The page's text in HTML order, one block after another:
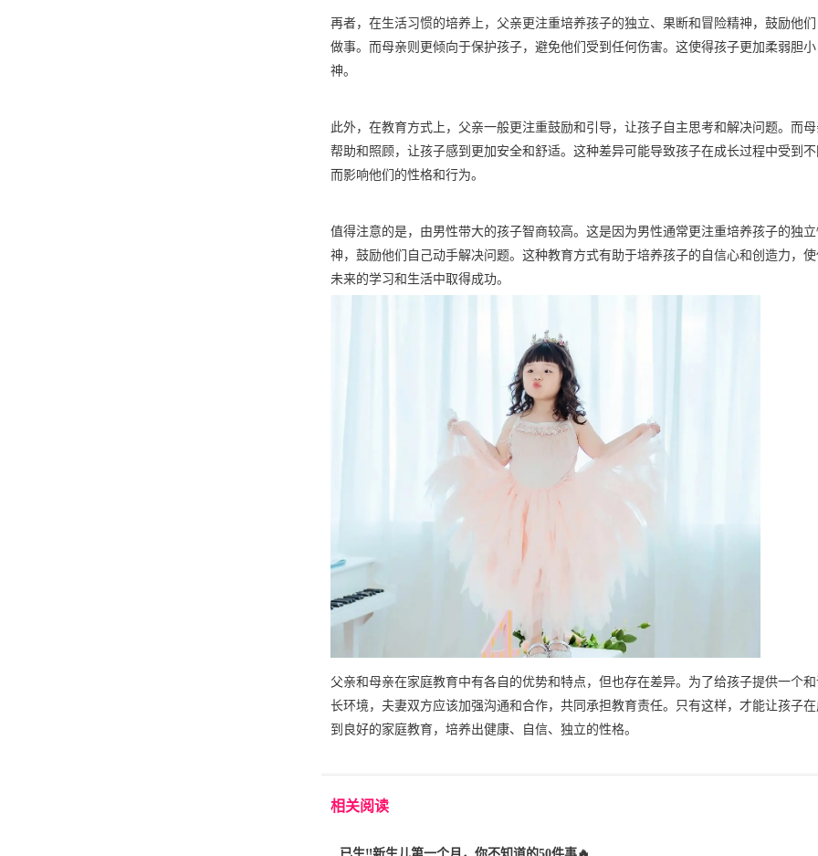
再者，在生活习惯的培养上，父亲更注重培养孩子的独立、果断和冒险精神，鼓励他
做事。而母亲则更倾向于保护孩子，避免他们受到任何伤害。这使得孩子更加柔弱胆
神。
此外，在教育方式上，父亲一般更注重鼓励和引导，让孩子自主思考和解决问题。而
帮助和照顾，让孩子感到更加安全和舒适。这种差异可能导致孩子在成长过程中受到
而影响他们的性格和行为。
值得注意的是，由男性带大的孩子智商较高。这是因为男性通常更注重培养孩子的独
神，鼓励他们自己动手解决问题。这种教育方式有助于培养孩子的自信心和创造力，
未来的学习和生活中取得成功。
父亲和母亲在家庭教育中有各自的优势和特点，但也存在差异。为了给孩子提供一个
长环境，夫妻双方应该加强沟通和合作，共同承担教育责任。只有这样，才能让孩子
到良好的家庭教育，培养出健康、自信、独立的性格。
相关阅读